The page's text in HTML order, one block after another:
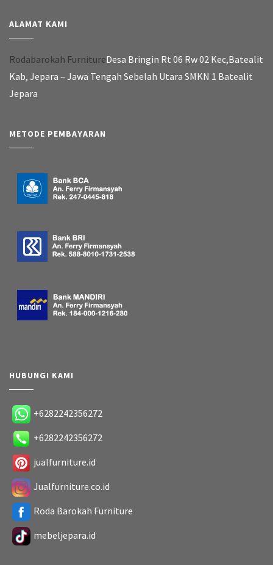
ALAMAT KAMI
Rodabarokah FurnitureDesa Bringin Rt 06 Rw 02 Kec,Batealit
Kab, Jepara – Jawa Tengah Sebelah Utara SMKN 1 Batealit
Jepara
METODE PEMBAYARAN
HUBUNGI KAMI
+6282242356272
+6282242356272
jualfurniture.id
Jualfurniture.co.id
Roda Barokah Furniture
mebeljepara.id